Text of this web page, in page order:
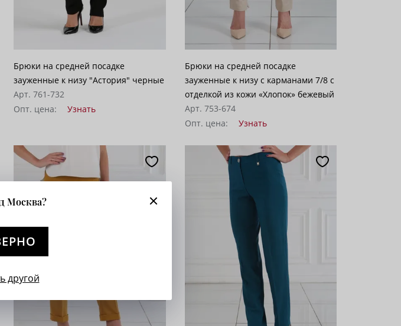
Брюки на средней посадке
зауженные к низу "Астория" черные
Арт. 761-732
Опт. цена:
Узнать
Брюки на средней посадке
зауженные к низу с карманами 7/8 с
отделкой из кожи «Хлопок» бежевый
Арт. 753-674
Опт. цена:
Узнать
Москва?
другой